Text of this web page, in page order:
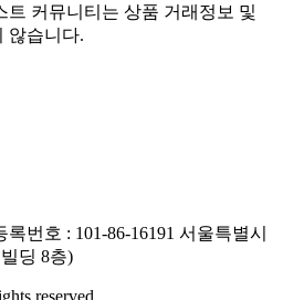
트 커뮤니티는 상품 거래정보 및
않습니다.
록번호 : 101-86-16191 서울특별시
딩 8층)
reserved.